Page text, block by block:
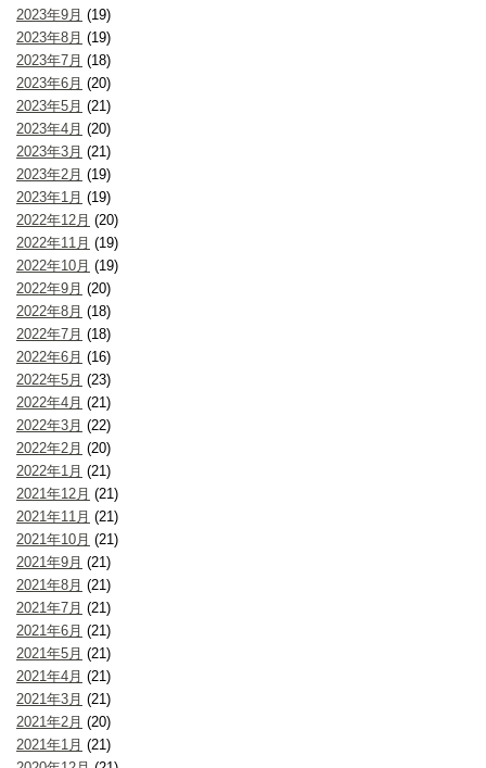
2023年9月 (19)
2023年8月 (19)
2023年7月 (18)
2023年6月 (20)
2023年5月 (21)
2023年4月 (20)
2023年3月 (21)
2023年2月 (19)
2023年1月 (19)
2022年12月 (20)
2022年11月 (19)
2022年10月 (19)
2022年9月 (20)
2022年8月 (18)
2022年7月 (18)
2022年6月 (16)
2022年5月 (23)
2022年4月 (21)
2022年3月 (22)
2022年2月 (20)
2022年1月 (21)
2021年12月 (21)
2021年11月 (21)
2021年10月 (21)
2021年9月 (21)
2021年8月 (21)
2021年7月 (21)
2021年6月 (21)
2021年5月 (21)
2021年4月 (21)
2021年3月 (21)
2021年2月 (20)
2021年1月 (21)